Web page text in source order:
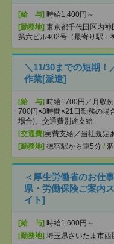
[給 与] 時給1,400円～
[勤務地] 東京都千代田区内
第六ビル402号（最寄り駅：
＼11/30までの短期！
作業[派遣]
[給 与] 時給1700円／月収
700円×8時間×21日勤務の場
場合)、交通費別途支給
[交通費]実費支給／当社規定
[勤務地] 徳宿駅から車5分 /
＜厚生労働省のお仕
県・労働保険ご案内
イト]
[給 与] 時給1,600円～
[勤務地] 埼玉県さいたま市西